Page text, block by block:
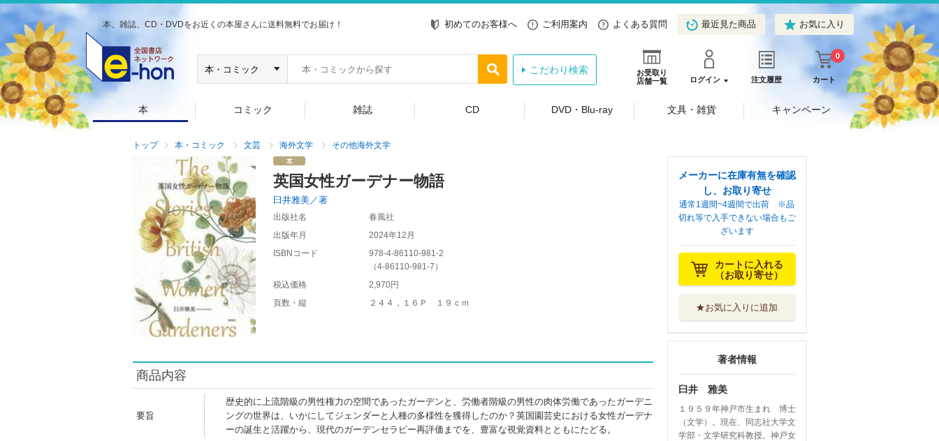
本、雑誌、CD・DVDをお近くの本屋さんに送料無料でお届け！ 初めてのお客様へ ご利用案内 よくある質問 最近見た商品 お気に入り
お受取り
店舗一覧
ログイン 注文履歴 カート
0
こだわり検索
本 コミック 雑誌 CD DVD・Blu-ray 文具・雑貨 キャンペーン
トップ 本・コミック 文芸 海外文学 その他海外文学
英国女性ガーデナー物語
臼井雅美／著
出版社名
春風社
出版年月
2024年12月
ISBNコード
978-4-86110-981-2
（4-86110-981-7 ）
税込価格
2,970円
頁数・縦
２４４，１６Ｐ １９ｃｍ
商品内容
要旨
歴史的に上流階級の男性権力の空間であったガーデンと、労働者階級の男性の肉体労働であったガーデニ
ングの世界は、いかにしてジェンダーと人種の多様性を獲得したのか？英国園芸史における女性ガーデナ
ーの誕生と活躍から、現代のガーデンセラピー再評価までを、豊富な視覚資料とともにたどる。
メーカーに在庫有無を確認
し、お取り寄せ
通常1週間~4週間で出荷 ※品
切れ等で入手できない場合もご
ざいます
カートに入れる
（お取り寄せ）
★お気に入りに追加
著者情報
臼井 雅美
１９５９年神戸市生まれ 博士
（文学）。現在、同志社大学文
学部・文学研究科教授。神戸女